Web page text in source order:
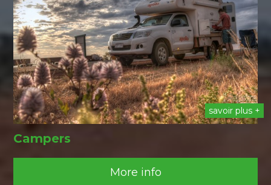
savoir plus +
Campers
More info